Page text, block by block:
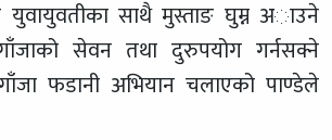
युवायुवतीका साथै मुस्ताङ घुम्न अाउने
सेवन तथा दुरुपयोग गर्नसक्ने
फडानी अभियान चलाएको पाण्डेले